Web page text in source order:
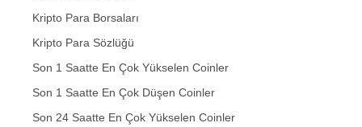
Kripto Para Borsaları
Kripto Para Sözlüğü
Son 1 Saatte En Çok Yükselen Coinler
Son 1 Saatte En Çok Düşen Coinler
Son 24 Saatte En Çok Yükselen Coinler